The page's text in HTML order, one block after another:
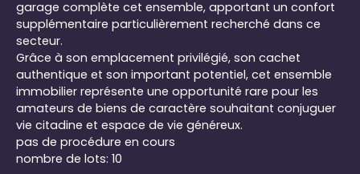
garage complète cet ensemble, apportant un confort
supplémentaire particulièrement recherché dans ce
secteur.
Grâce à son emplacement privilégié, son cachet
authentique et son important potentiel, cet ensemble
immobilier représente une opportunité rare pour les
amateurs de biens de caractère souhaitant conjuguer
vie citadine et espace de vie généreux.
pas de procédure en cours
nombre de lots: 10